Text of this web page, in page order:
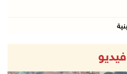
طلبات منح البكا ...
فيديو